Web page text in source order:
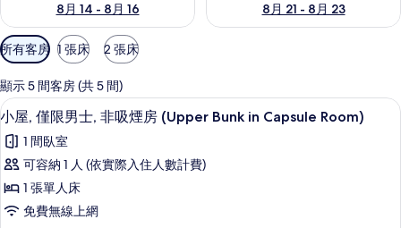
8月 14 - 8月 16
8月 21 - 8月 23
可
用
的
客
房
篩
選
條
所有客房 1 張床 2 張床
顯示 5 間客房 (共 5 間)
顯
示
小
屋,
僅
9
小屋, 僅限男士, 非吸煙房 (Upper Bunk in Capsule Room)
1 間臥室
可容納 1 人 (依實際入住人數計費)
1 張單人床
免費無線上網